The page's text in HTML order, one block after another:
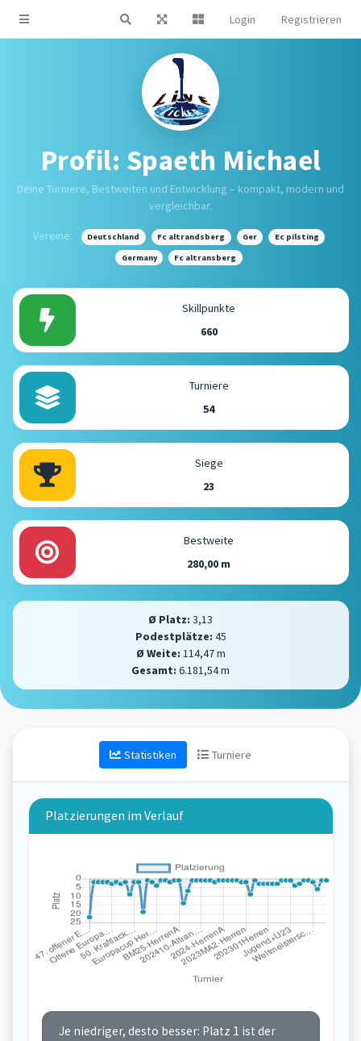
Login Registrieren
Profil: Spaeth Michael
Deine Turniere, Bestweiten und Entwicklung – kompakt, modern und
vergleichbar.
Vereine: Deutschland Fc altrandsberg Ger
Ec pilsting
Germany
Fc altransberg
Skillpunkte
660
Turniere
54
Siege
23
Bestweite
280,00 m
Ø Platz: 3,13
Podestplätze: 45
Ø Weite: 114,47 m
Gesamt: 6.181,54 m
Statistiken Turniere
Platzierungen im Verlauf
Je niedriger, desto besser: Platz 1 ist der